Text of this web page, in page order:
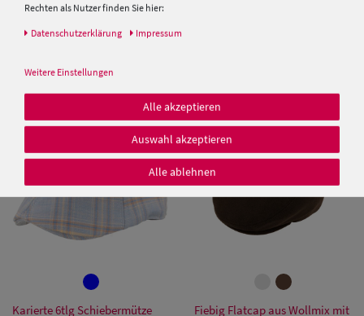
Damen Caps
Baseball Caps
Balke Baseballcap aus Leinen-
Baumwollmix
19,99 €
Karierte 6tlg Schiebermütze
SALE
Fiebig Flatcap aus Wollmix mit
Rechten als Nutzer finden Sie hier:
Daten­schutz­erklärung Impressum
Weitere Einstellungen
Alle akzeptieren
Auswahl akzeptieren
Alle ablehnen